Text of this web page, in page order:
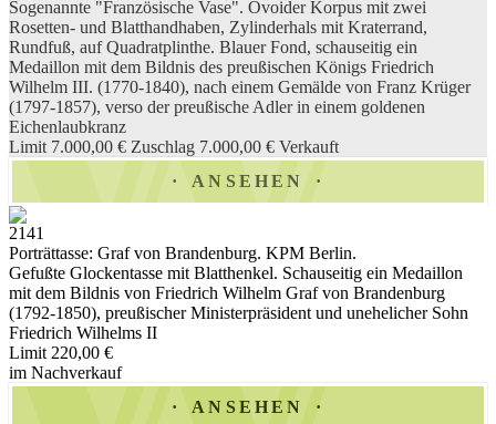
Sogenannte "Französische Vase". Ovoider Korpus mit zwei
Rosetten- und Blatthandhaben, Zylinderhals mit Kraterrand,
Rundfuß, auf Quadratplinthe. Blauer Fond, schauseitig ein
Medaillon mit dem Bildnis des preußischen Königs Friedrich
Wilhelm III. (1770-1840), nach einem Gemälde von Franz Krüger
(1797-1857), verso der preußische Adler in einem goldenen
Eichenlaubkranz
Limit 7.000,00 € Zuschlag 7.000,00 € Verkauft
ANSEHEN
2141
Porträttasse: Graf von Brandenburg. KPM Berlin.
Gefußte Glockentasse mit Blatthenkel. Schauseitig ein Medaillon
mit dem Bildnis von Friedrich Wilhelm Graf von Brandenburg
(1792-1850), preußischer Ministerpräsident und unehelicher Sohn
Friedrich Wilhelms II
Limit 220,00 €
im Nachverkauf
ANSEHEN